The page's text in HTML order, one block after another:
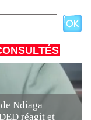
Ndiaga
réagit et